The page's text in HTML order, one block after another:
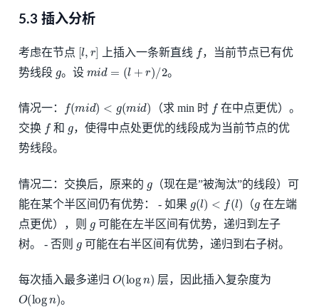
5.3 插入分析
考虑在节点 [l ] 上插入一条新直线 f，当前节点已有优
势线段
。设 id= +r / 。
情况一： f(m d )< i （求 min 时 f在中点更优）。
交换 f和
，使得中点处更优的线段成为当前节点的优
势线段。
情况二：交换后，原来的
（现在是”被淘汰”的线段）可
能在某个半区间仍有优势： - 如果
(l) l) （
在左端
点更优），则
可能在左半区间有优势，递归到左子
树。 - 否则
可能在右半区间有优势，递归到右子树。
每次插入最多递归 O(log ) 层，因此插入复杂度为
O(log ) 。